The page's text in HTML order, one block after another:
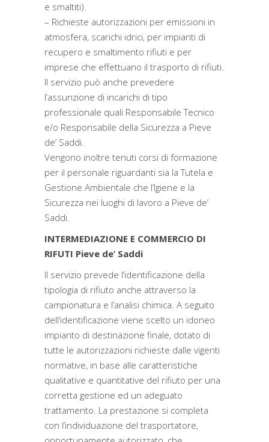
e smaltiti).
– Richieste autorizzazioni per emissioni in
atmosfera, scarichi idrici, per impianti di
recupero e smaltimento rifiuti e per
imprese che effettuano il trasporto di rifiuti.
Il servizio può anche prevedere
l’assunzione di incarichi di tipo
professionale quali Responsabile Tecnico
e/o Responsabile della Sicurezza a Pieve
de’ Saddi.
Vengono inoltre tenuti corsi di formazione
per il personale riguardanti sia la Tutela e
Gestione Ambientale che l’Igiene e la
Sicurezza nei luoghi di lavoro a Pieve de’
Saddi.
INTERMEDIAZIONE E COMMERCIO DI
RIFUTI Pieve de’ Saddi
Il servizio prevede l’identificazione della
tipologia di rifiuto anche attraverso la
campionatura e l’analisi chimica. A seguito
dell’identificazione viene scelto un idoneo
impianto di destinazione finale, dotato di
tutte le autorizzazioni richieste dalle vigenti
normative, in base alle caratteristiche
qualitative e quantitative del rifiuto per una
corretta gestione ed un adeguato
trattamento. La prestazione si completa
con l’individuazione del trasportatore,